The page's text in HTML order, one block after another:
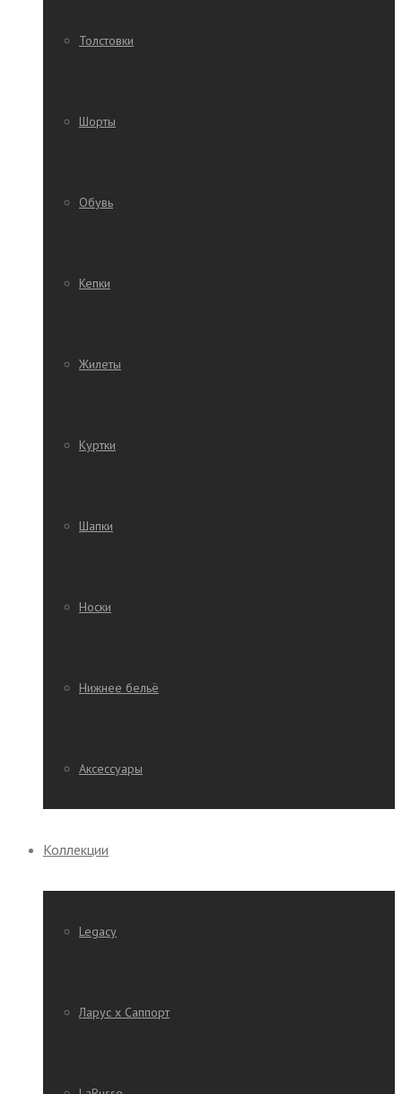
Толстовки
Шорты
Обувь
Кепки
Жилеты
Куртки
Шапки
Носки
Нижнее бельё
Аксессуары
Коллекции
Legacy
Ларус х Саппорт